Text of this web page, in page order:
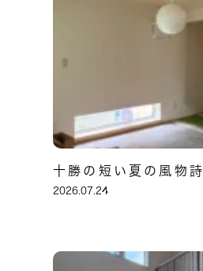
十勝の短い夏の風物詩
2026.07.24